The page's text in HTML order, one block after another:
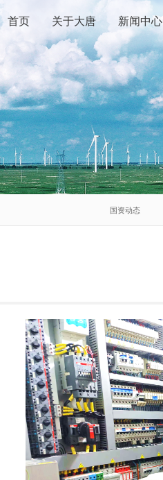
首页 关于大唐 新闻中心
国资动态